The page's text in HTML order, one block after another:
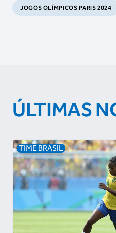
JOGOS OLÍMPICOS PARIS 2024
ÚLTIMAS
TIME BRASIL